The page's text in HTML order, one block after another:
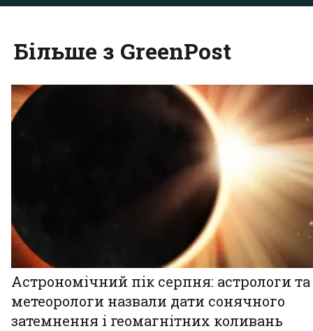
Більше з GreenPost
Астрономічний пік серпня: астрологи та
метеорологи назвали дати сонячного
затемнення і геомагнітних коливань